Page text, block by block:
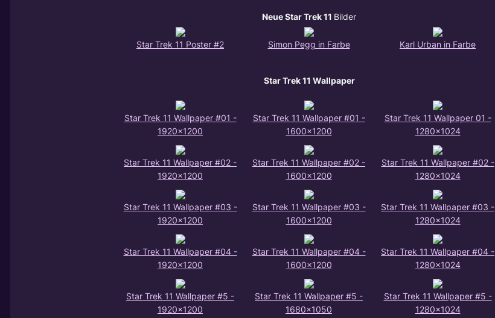
Neue Star Trek 11 Bilder
Star Trek 11 Poster #2 Simon Pegg in Farbe Karl Urban in Farbe
Star Trek 11 Wallpaper
Star Trek 11 Wallpaper #01 -
1920x1200
Star Trek 11 Wallpaper #01 -
1600x1200
Star Trek 11 Wallpaper 01 -
1280x1024
Star Trek 11 Wallpaper #02 -
1920x1200
Star Trek 11 Wallpaper #02 -
1600x1200
Star Trek 11 Wallpaper #02 -
1280x1024
Star Trek 11 Wallpaper #03 -
1920x1200
Star Trek 11 Wallpaper #03 -
1600x1200
Star Trek 11 Wallpaper #03 -
1280x1024
Star Trek 11 Wallpaper #04 -
1920x1200
Star Trek 11 Wallpaper #04 -
1600x1200
Star Trek 11 Wallpaper #04 -
1280x1024
Star Trek 11 Wallpaper #5 -
1920x1200
Star Trek 11 Wallpaper #5 -
1680x1050
Star Trek 11 Wallpaper #5 -
1280x1024